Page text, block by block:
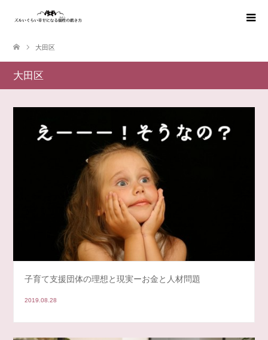
大田区
大田区
子育て支援団体の理想と現実ーお金と人材問題
2019.08.28